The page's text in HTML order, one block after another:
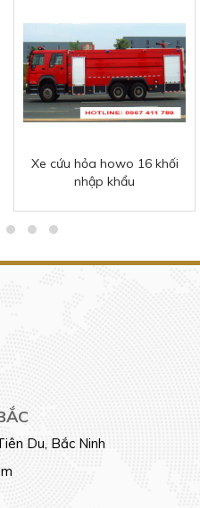
Xe cứu hỏa howo 16 khối
nhập khẩu
Du, Bắc Ninh